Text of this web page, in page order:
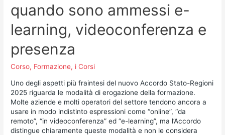
quando sono ammessi e-
learning, videoconferenza e
presenza
Corso, Formazione, i Corsi
Uno degli aspetti più fraintesi del nuovo Accordo Stato-Regioni
2025 riguarda le modalità di erogazione della formazione.
Molte aziende e molti operatori del settore tendono ancora a
usare in modo indistinto espressioni come “online”, “da
remoto”, “in videoconferenza” ed “e-learning”, ma l’Accordo
distingue chiaramente queste modalità e non le considera